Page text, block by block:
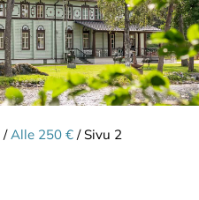
/Alle 250 € / Sivu 2